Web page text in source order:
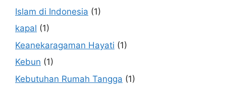
Islam di Indonesia (1)
kapal (1)
Keanekaragaman Hayati (1)
Kebun (1)
Kebutuhan Rumah Tangga (1)